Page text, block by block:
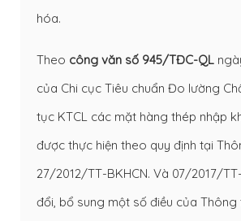
hóa.
Theo công văn số 945/TĐC-QL
của Chi cục Tiêu chuẩn Đo lường
tục KTCL các mặt hàng thép nhập
được thực hiện theo quy định tại
27/2012/TT-BKHCN. Và 07/2017/
đổi, bổ sung một số điều của Thông